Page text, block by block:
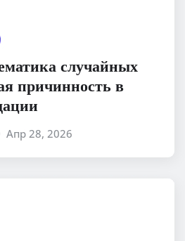
случайных
причинность в
Апр 28, 2026